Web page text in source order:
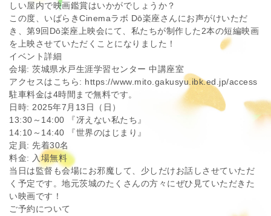
しい屋内で映画鑑賞はいかがでしょうか？
この度、いばらきCinemaラボ Dō楽座さんにお声がけいただ
き、第9回Dō楽座上映会にて、私たちが制作した2本の短編映画
を上映させていただくことになりました！
イベント詳細
会場: 茨城県水戸生涯学習センター 中講座室
アクセスはこちら: https://www.mito.gakusyu.ibk.ed.jp/access
駐車料金は4時間まで無料です。
日時: 2025年7月13日（日）
13:30～14:00 『冴えない私たち』
14:10～14:40 『世界のはじまり』
定員: 先着30名
料金: 入場無料
当日は監督も会場にお邪魔して、少しだけお話しさせていただ
く予定です。地元茨城のたくさんの方々にぜひ見ていただきた
い映画です！
ご予約について